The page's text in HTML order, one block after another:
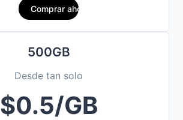
Comprar ahora
500GB
Desde tan solo
$0.5/GB